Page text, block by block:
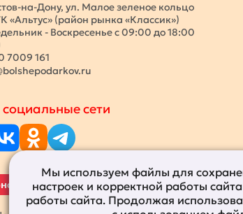
на-Дону, ул. Малое зеленое кольцо
«Альтус» (район рынка «Классик»)
- Воскресенье с 09:00 до 18:00
7009 161
сети
Мы используем файлы для
настроек и корректной работы
работы сайта. Продолжая